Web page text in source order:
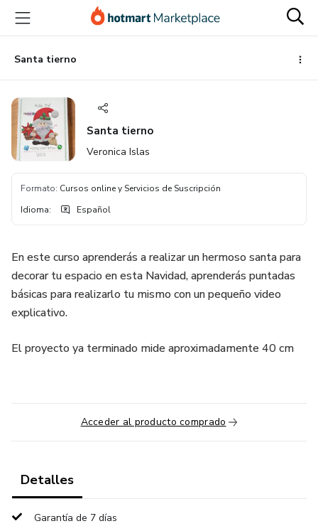
principal
página
de
página
Santa tierno
Santa tierno
Veronica Islas
Formato: Cursos online y Servicios de Suscripción
Idioma: Español
En este curso aprenderás a realizar un hermoso santa para
decorar tu espacio en esta Navidad, aprenderás puntadas
básicas para realizarlo tu mismo con un pequeño video
explicativo.
El proyecto ya terminado mide aproximadamente 40 cm
Acceder al producto comprado
Detalles
Garantía de 7 días